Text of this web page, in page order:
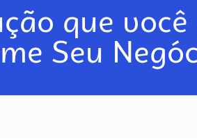
que você
Seu